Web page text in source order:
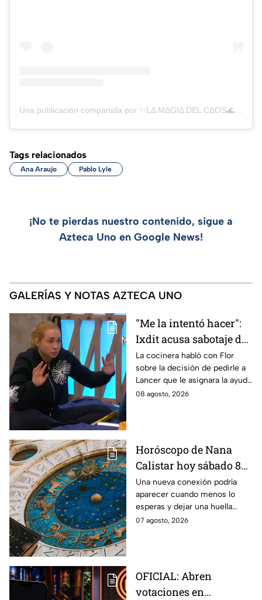
Una publicación compartida por ✨LΔ MΔGIΔ DEL CΔOS🌊 (@lamagiadelcaos)
Tags relacionados
Ana Araujo Pablo Lyle
¡No te pierdas nuestro contenido, sigue a
Azteca Uno en Google News!
GALERÍAS Y NOTAS AZTECA UNO
"Me la intentó hacer":
Ixdit acusa sabotaje de
Ramahá en la pasada
gala de salvación de
MasterChef 24/7
La cocinera habló con Flor
sobre la decisión de pedirle a
Lancer que le asignara la ayuda
de Ramahá y no la de Daniela
08 agosto, 2026
Horóscopo de Nana
Calistar hoy sábado 8
de agosto del 2026 para
cada signo; una
conexión inesperada
podría transformar tus
Una nueva conexión podría
aparecer cuando menos lo
esperas y dejar una huella
importante.
07 agosto, 2026
OFICIAL: Abren
votaciones en